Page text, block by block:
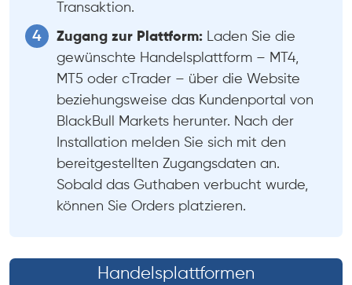
Transaktion.
Zugang zur Plattform: Laden Sie die
gewünschte Handelsplattform – MT4,
MT5 oder cTrader – über die Website
beziehungsweise das Kundenportal von
BlackBull Markets herunter. Nach der
Installation melden Sie sich mit den
bereitgestellten Zugangsdaten an.
Sobald das Guthaben verbucht wurde,
können Sie Orders platzieren.
Handelsplattformen